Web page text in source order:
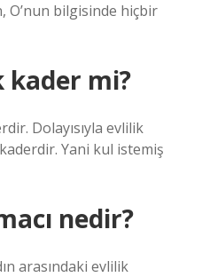
O’nun bilgisinde hiçbir
kader mi?
Dolayısıyla evlilik
Yani kul istemiş
nedir?
arasındaki evlilik